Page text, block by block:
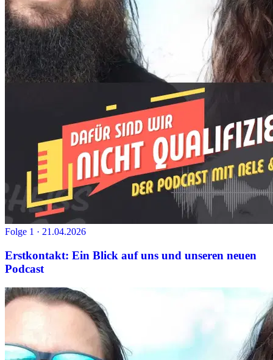
Folge 1 · 21.04.2026
Erstkontakt: Ein Blick auf uns und unseren neuen
Podcast